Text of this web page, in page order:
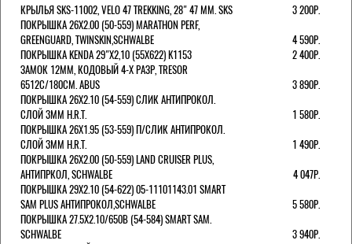
КРЫЛЬЯ SKS-11002, VELO 47 TREKKING, 28" 47 ММ. SKS
3 200Р.
ПОКРЫШКА 26X2.00 (50-559) MARATHON PERF,
GREENGUARD, TWINSKIN,SCHWALBE
4 590Р.
ПОКРЫШКА KENDA 29"Х2,10 (55X622) K1153
2 400Р.
ЗАМОК 12ММ, КОДОВЫЙ 4-Х РАЗР, TRESOR
6512C/180СМ. ABUS
3 890Р.
ПОКРЫШКА 26X2.10 (54-559) СЛИК АНТИПРОКОЛ.
СЛОЙ 3ММ H.R.T.
1 580Р.
ПОКРЫШКА 26X1.95 (53-559) П/СЛИК АНТИПРОКОЛ.
СЛОЙ 3ММ H.R.T.
1 490Р.
ПОКРЫШКА 26X2.00 (50-559) LAND CRUISER PLUS,
АНТИПРКОЛ, SCHWALBE
4 047Р.
ПОКРЫШКА 29X2.10 (54-622) 05-11101143.01 SMART
SAM PLUS АНТИПРОКОЛ,SCHWALBE
5 580Р.
ПОКРЫШКА 27.5X2.10/650B (54-584) SMART SAM.
SCHWALBE
3 940Р.